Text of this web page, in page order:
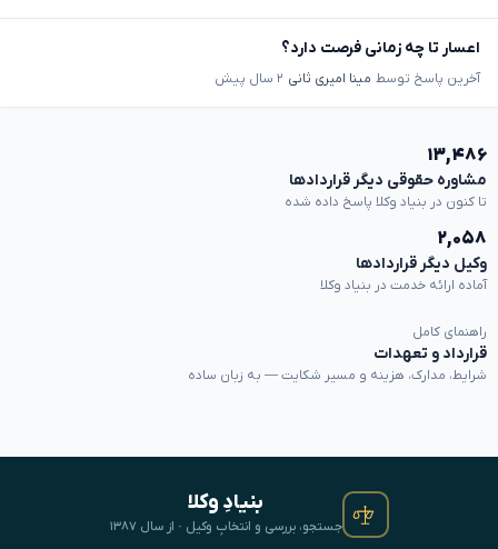
اعسار تا چه زمانی فرصت دارد؟
آخرین پاسخ توسط مینا امیری ثانی ۲ سال پیش
۱۳,۴۸۶
مشاوره حقوقی دیگر قراردادها
تا کنون در بنیاد وکلا پاسخ داده شده
۲,۰۵۸
وکیل دیگر قراردادها
آماده ارائه خدمت در بنیاد وکلا
راهنمای کامل
قرارداد و تعهدات
شرایط، مدارک، هزینه و مسیر شکایت — به زبان ساده
بنیادِ وکلا
جستجو، بررسی و انتخابِ وکیل · از سال ۱۳۸۷